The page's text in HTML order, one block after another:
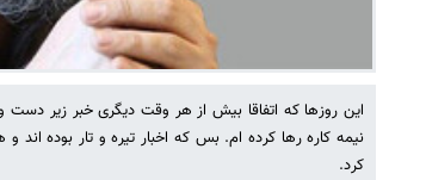
این روزها که اتفاقا بیش از هر وقت دیگری خبر زیر
نیمه کاره رها کرده ام. بس که اخبار تیره و تار بوده
کرد.